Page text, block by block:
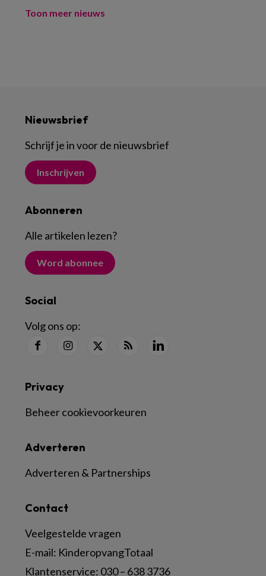
Toon meer nieuws
Nieuwsbrief
Schrijf je in voor de nieuwsbrief
Inschrijven
Abonneren
Alle artikelen lezen?
Word abonnee
Social
Volg ons op:
Contact
Veelgestelde vragen
E-mail: KinderopvangTotaal
Klantenservice: 030 – 638 3736
Adverteren
Adverteren & Partnerships
Privacy
Beheer cookievoorkeuren